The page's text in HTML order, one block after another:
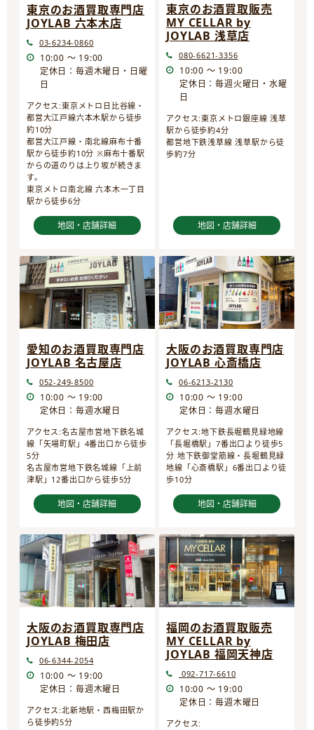
東京のお酒買取専門店
JOYLAB 六本木店
03-6234-0860
10:00 ～ 19:00
定休日：毎週木曜日・日曜
日
アクセス:東京メトロ日比谷線・
都営大江戸線六本木駅から徒歩
約10分
都営大江戸線・南北線麻布十番
駅から徒歩約10分 ※麻布十番駅
からの道のりは上り坂が続きま
す。
東京メトロ南北線 六本木一丁目
駅から徒歩6分
地図・店舗詳細
東京のお酒買取販売
MY CELLAR by
JOYLAB 浅草店
080-6621-3356
10:00 ～ 19:00
定休日：毎週火曜日・水曜
日
アクセス:東京メトロ銀座線 浅草
駅から徒歩約4分
都営地下鉄浅草線 浅草駅から徒
歩約7分
地図・店舗詳細
愛知のお酒買取専門店
JOYLAB 名古屋店
052-249-8500
10:00 ～ 19:00
定休日：毎週水曜日
アクセス:名古屋市営地下鉄名城
線「矢場町駅」4番出口から徒歩
5分
名古屋市営地下鉄名城線「上前
津駅」12番出口から徒歩5分
地図・店舗詳細
大阪のお酒買取専門店
JOYLAB 心斎橋店
06-6213-2130
10:00 ～ 19:00
定休日：毎週水曜日
アクセス:地下鉄長堀鶴見緑地線
「長堀橋駅」7番出口より徒歩5
分 地下鉄御堂筋線・長堀鶴見緑
地線「心斎橋駅」6番出口より徒
歩10分
地図・店舗詳細
大阪のお酒買取専門店
JOYLAB 梅田店
06-6344-2054
10:00 ～ 19:00
定休日：毎週木曜日
アクセス:北新地駅・西梅田駅か
ら徒歩約5分
福岡のお酒買取販売
MY CELLAR by
JOYLAB 福岡天神店
092-717-6610
10:00 ～ 19:00
定休日：毎週木曜日
アクセス: